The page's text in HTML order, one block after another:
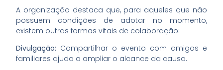
A organização destaca que, para aqueles que não
possuem condições de adotar no momento,
existem outras formas vitais de colaboração:
Divulgação: Compartilhar o evento com amigos e
familiares ajuda a ampliar o alcance da causa.